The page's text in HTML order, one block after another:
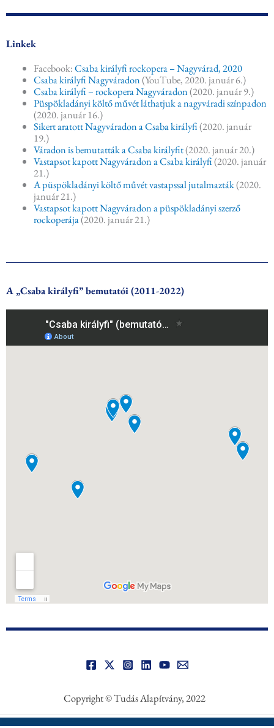
Linkek
Facebook:Csaba királyfi rockopera – Nagyvárad, 2020
Csaba királyfi Nagyváradon(YouTube, 2020. január 6.)
Csaba királyfi – rockopera Nagyváradon(2020. január 9.)
Püspökladányi költő művét láthatjuk a nagyváradi színpadon
(2020. január 16.)
Sikert aratott Nagyváradon a Csaba királyfi(2020. január
19.)
Váradon is bemutatták a Csaba királyfit(2020. január 20.)
Vastapsot kapott Nagyváradon a Csaba királyfi(2020. január
21.)
A püspökladányi költő művét vastapssal jutalmazták(2020.
január 21.)
Vastapsot kapott Nagyváradon a püspökladányi szerző
rockoperája(2020. január 21.)
A „Csaba királyfi” bemutatói (2011-2022)
Copyright © Tudás Alapítvány, 2022